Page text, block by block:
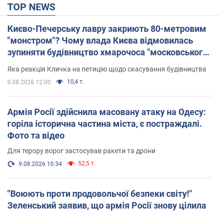
TOP NEWS
Києво-Печерську лавру закриють 80-метровим
"монстром"? Чому влада Києва відмовилась
зупиняти будівництво хмарочоса "московського
вірянина"
Яка реакція Кличка на петицію щодо скасування будівництва
9.08.2026 12:00 10,4 т.
Армія Росії здійснила масовану атаку на Одесу:
горіла історична частина міста, є постраждалі.
Фото та відео
Для терору ворог застосував ракети та дрони
9.08.2026 10:34 52,5 т.
"Воюють проти продовольчої безпеки світу!"
Зеленський заявив, що армія Росії знову цілила